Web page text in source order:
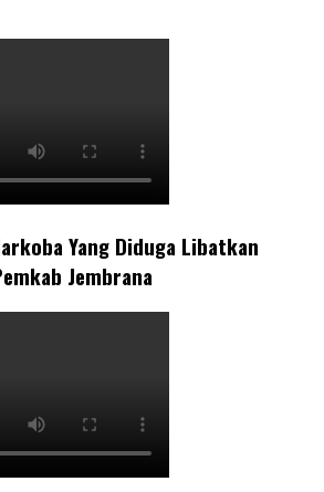
Yang Diduga Libatkan
Jembrana